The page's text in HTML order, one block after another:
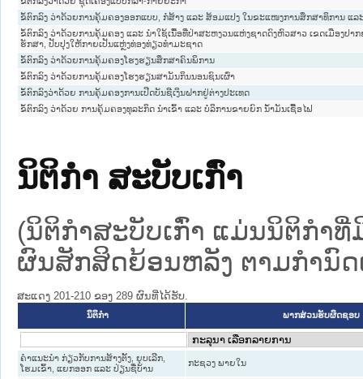
ຂໍ້ຕົກລົງ ວ່າດ້ວຍການຄຸ້ມຄອງອອກແບບ, ກໍ່ສ້າງ ແລະ ສ້ອມແປງ ໃນຂະແໜງການສຶກສາທິການ ແລ
ຂໍ້ຕົກລົງ ວ່າດ້ວຍການຄຸ້ມຄອງ ແລະ ນຳໃຊ້ເນື້ອທີ່ປ່າສະຫງວນແຫ່ງຊາດດົງຫົວສາວ ເຂດເມືອງປາກ
ຮັກສາ, ປັບປຸງໃຫ້ກາຍເປັນແຫຼ່ງທ່ອງທ່ຽວທຳມະຊາດ
ຂໍ້ຕົກລົງ ວ່າດ້ວຍການຄຸ້ມຄອງໂຮງຮຽນສຶກສາຄົນພິການ
ຂໍ້ຕົກລົງ ວ່າດ້ວຍການຄຸ້ມຄອງໂຮງຮຽນສາມັນກິນນອນຊົນເຜົ່າ
ຂໍ້ຕົກລົງວ່າດ້ວຍ ການຄຸ້ມຄອງການເປີດບັນຊີເງິນຝາກຢູ່ຕ່າງປະເທດ
ຂໍ້ຕົກລົງ ວ່າດ້ວຍ ການຄຸ້ມຄອງທຸລະກິດ ນຳເຂົ້າ ແລະ ບໍລິການຂາຍຍົກ ນ້ຳມັນເຊື້ອໄຟ
ນິຕິກໍາ ສະບັບເກົ່າ
(ນິຕິກໍາສະບັບເກົ່າ ແມ່ນນິຕິກໍາ
ຜົນສັກສິດຍ້ອນຫລັງ ຕາມກໍານົດ
ສະແດງ 201-210 ຂອງ 289 ຜົນທີ່ໄດ້ຮັບ.
ນິຕິກໍາ ພາກສ່ວນຮັບຜິດຊອບ
ຄຳແນະນຳ ກ່ຽວກັບການສ້າງຕັ້ງ, ຍຸບເລີກ,
ໂຮມເຂົ້າ, ແຍກອອກ ແລະ ປ່ຽນຊື່ບ້ານ
ກະຊວງ ພາຍໃນ